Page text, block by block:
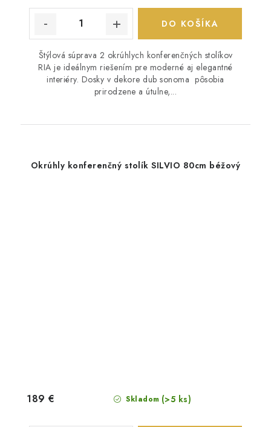
DO KOŠÍKA
Štýlová súprava 2 okrúhlych konferenčných stolíkov
RIA je ideálnym riešením pre moderné aj elegantné
interiéry. Dosky v dekore dub sonoma pôsobia
prirodzene a útulne,...
Okrúhly konferenčný stolík SILVIO 80cm béžový
Skladom (>5 ks)
189 €